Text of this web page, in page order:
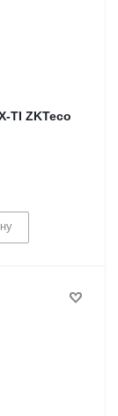
TI ZKTeco